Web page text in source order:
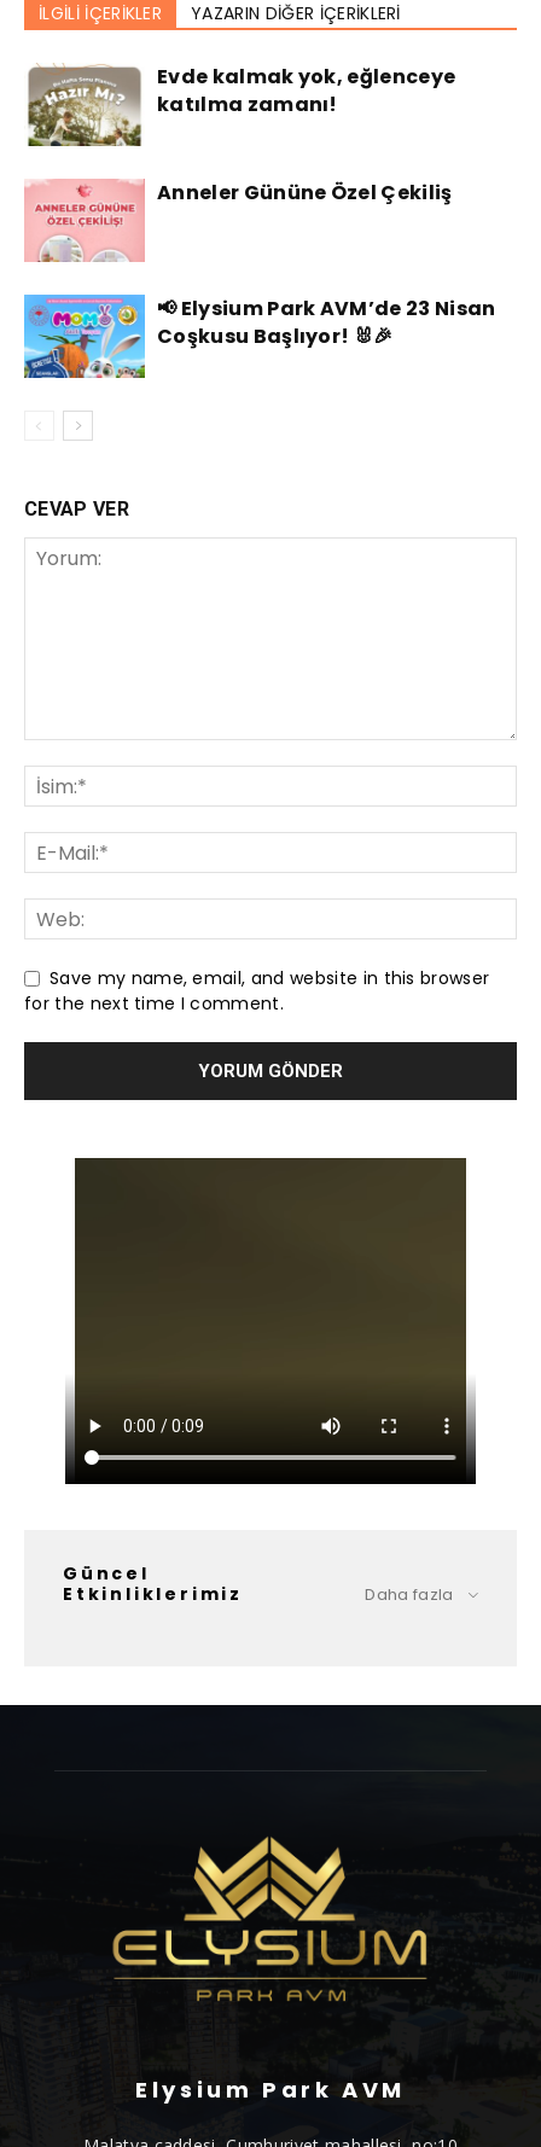
İLGİLİ İÇERİKLER YAZARIN DİĞER İÇERİKLERİ
Evde kalmak yok, eğlenceye
katılma zamanı!
Anneler Gününe Özel Çekiliş
📢 Elysium Park AVM’de 23 Nisan
Coşkusu Başlıyor! 🐰🎉
CEVAP VER
Save my name, email, and website in this browser
for the next time I comment.
Güncel
Etkinliklerimiz
Daha fazla
Elysium Park AVM